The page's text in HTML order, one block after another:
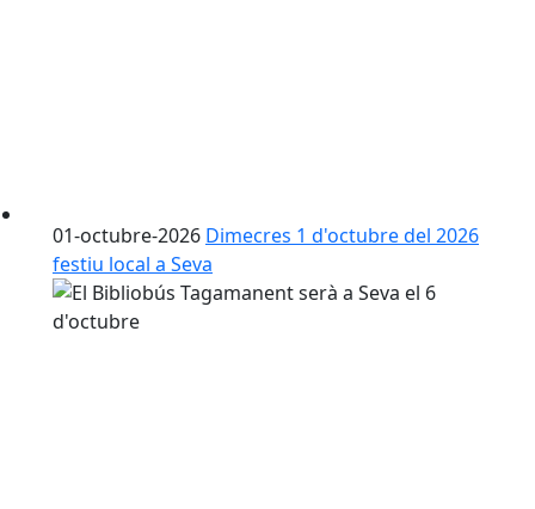
01-octubre-2026 Dimecres 1 d'octubre del 2026
festiu local a Seva